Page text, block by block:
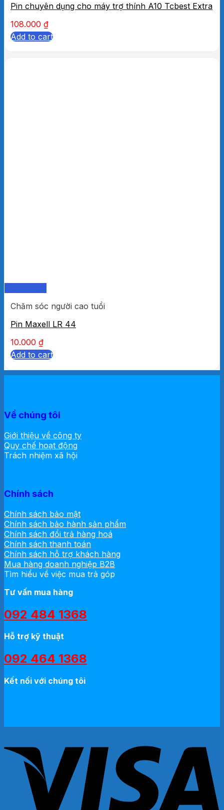
Pin chuyên dụng cho máy trợ thính A10 Tcbest Extra
108.000 ₫
Add to cart
Chăm sóc người cao tuổi
Pin Maxell LR 44
10.000 ₫
Add to cart
Về chúng tôi
Giới thiệu về công ty
Quy chế hoạt động
Trách nhiệm xã hội
Chính sách
Chính sách bảo mật
Chính sách bảo hành sản phẩm
Chính sách đổi trả hàng hoá
Chính sách thanh toán
Chính sách hỗ trợ khách hàng
Mua hàng doanh nghiệp B2B
Tìm hiểu về việc mua trả góp
Tư vấn mua hàng
092 484 1368
Hỗ trợ kỹ thuật
092 464 1368
Kết nối với chúng tôi